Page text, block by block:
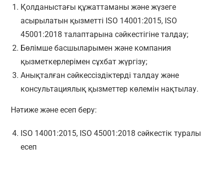
Қолданыстағы құжаттаманы және жүзеге
асырылатын қызметті ISO 14001:2015, ISO
45001:2018 талаптарына сәйкестігіне талдау;
Бөлімше басшыларымен және компания
қызметкерлерімен сұхбат жүргізу;
Анықталған сәйкессіздіктерді талдау және
консультациялық қызметтер көлемін нақтылау.
Нәтиже және есеп беру:
ISO 14001:2015, ISO 45001:2018 сәйкестік туралы
есеп